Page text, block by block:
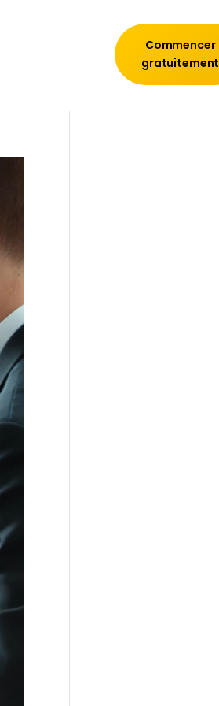
Commencer
gratuitement